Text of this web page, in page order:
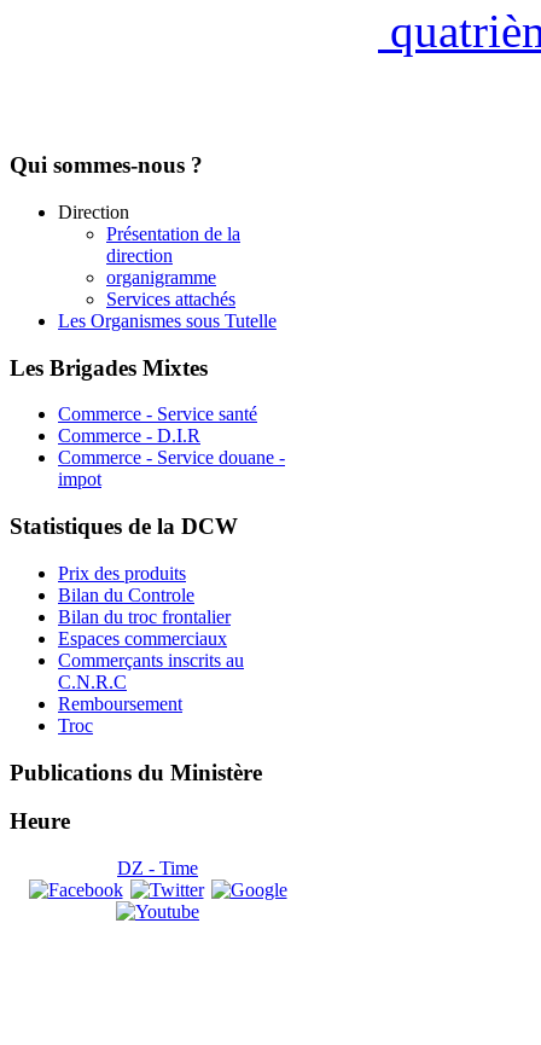
Qui sommes-nous ?
Direction
Présentation de la
direction
organigramme
Services attachés
Les Organismes sous Tutelle
Les Brigades Mixtes
Commerce - Service santé
Commerce - D.I.R
Commerce - Service douane -
impot
Statistiques de la DCW
Prix des produits
Bilan du Controle
Bilan du troc frontalier
Espaces commerciaux
Commerçants inscrits au
C.N.R.C
Remboursement
Troc
Publications du Ministère
Heure
DZ - Time